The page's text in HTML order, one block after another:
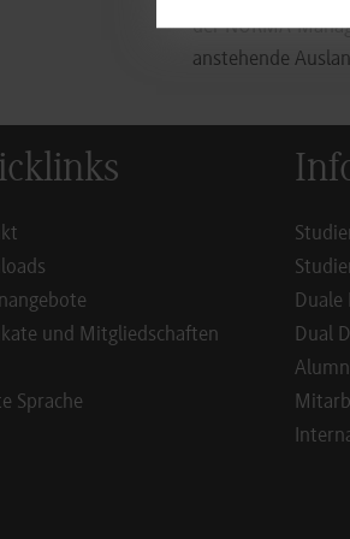
der NORMA-
anstehende
und Mitgliedschaften
Sprache
Duale
Dual